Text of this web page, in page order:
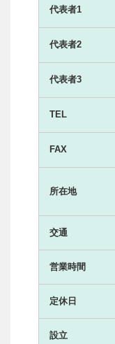
代表者1
代表者2
代表者3
TEL
FAX
所在地
交通
営業時間
定休日
設立